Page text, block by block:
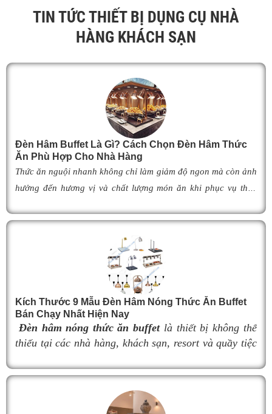
TIN TỨC THIẾT BỊ DỤNG CỤ NHÀ
HÀNG KHÁCH SẠN
Đèn Hâm Buffet Là Gì? Cách Chọn Đèn Hâm Thức
Ăn Phù Hợp Cho Nhà Hàng
Thức ăn nguội nhanh không chỉ làm giảm độ ngon mà còn ảnh
hưởng đến hương vị và chất lượng món ăn khi phục vụ thực
thành giải pháp được nhiều nhà hàng, khách sạn và khu nghỉ
dưỡng lựa chọn nhờ khả năng giữ cho món ăn luôn ấm nóng,
thơm ngon như vừa mới chế biến. Vậy
tạo như thế nào, hoạt động ra sao và làm thế nào để lựa chọn
èn hâm nóng thức ănphù hợp, giúp tối ưu hiệu
quả giữ nhiệt cũng như nâng cao tính chuyên nghiệp cho
không gian buffet? Hãy cùng tìm hiểu ngay trong bài viết dưới
Kích Thước 9 Mẫu Đèn Hâm Nóng Thức Ăn Buffet
Bán Chạy Nhất Hiện Nay
Đèn hâm nóng thức ăn buffetlà thiết bị không thể
thiếu tại các nhà hàng, khách sạn, resort và quầy tiệc
món ăn luôn nóng hổi, thơm ngon trong suốt thời gian
phục vụ, đèn hâm buffet còn góp phần nâng cao tính
thẩm mỹ và tạo nên sự sang trọng cho khu vực trưng